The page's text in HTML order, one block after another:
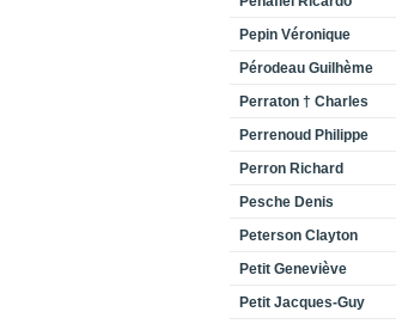
Pepin Véronique
Pérodeau Guilhème
Perraton † Charles
Perrenoud Philippe
Perron Richard
Pesche Denis
Peterson Clayton
Petit Geneviève
Petit Jacques-Guy